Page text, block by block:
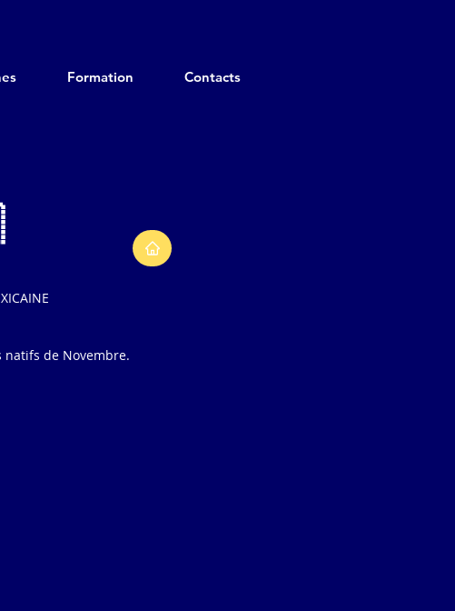
Formation Contacts
natifs de Novembre.